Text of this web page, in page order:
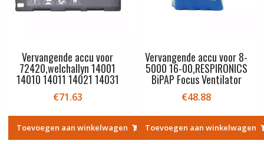
Vervangende accu voor
72420,welchallyn 14001
14010 14011 14021 14031
€71.63
Toevoegen aan winkelwagen
Vervangende accu voor 8-
5000 16-00,RESPIRONICS
BiPAP Focus Ventilator
€48.88
Toevoegen aan winkelwagen